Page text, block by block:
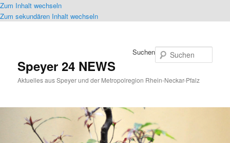
Zum Inhalt wechseln
Zum sekundären Inhalt wechseln
Speyer 24 NEWS
Aktuelles aus Speyer und der Metropolregion Rhein-Neckar-Pfalz
Suchen